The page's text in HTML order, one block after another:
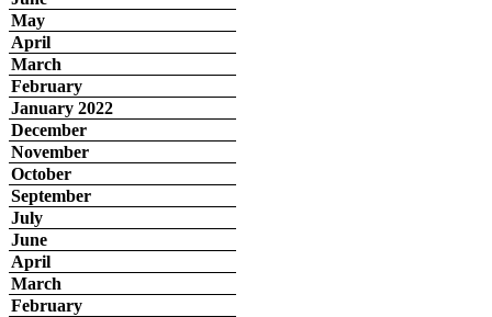
May
April
March
February
January 2022
December
November
October
September
July
June
April
March
February